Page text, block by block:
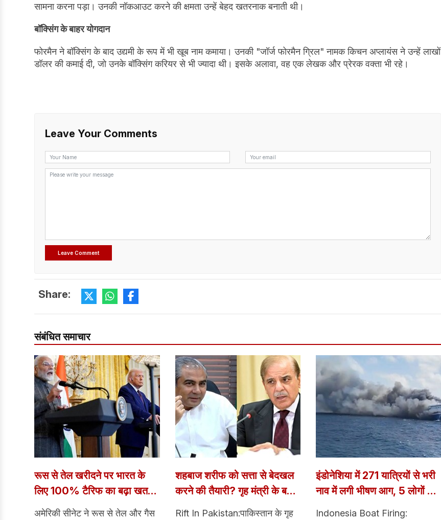
सामना करना पड़ा। उनकी नॉकआउट करने की क्षमता उन्हें बेहद खतरनाक बनाती थी।
बॉक्सिंग के बाहर योगदान
फोरमैन ने बॉक्सिंग के बाद उद्यमी के रूप में भी खूब नाम कमाया। उनकी "जॉर्ज फोरमैन ग्रिल" नामक किचन अप्लायंस ने उन्हें लाखों
डॉलर की कमाई दी, जो उनके बॉक्सिंग करियर से भी ज्यादा थी। इसके अलावा, वह एक लेखक और प्रेरक वक्ता भी रहे।
Leave Your Comments
Share:
संबंधित समाचार
रूस से तेल खरीदने पर भारत के
लिए 100% टैरिफ का बढ़ा खतरा,
अमेरिकी सीनेट ने किया बिल पास
अमेरिकी सीनेट ने रूस से तेल और गैस
शहबाज शरीफ को सत्ता से बेदखल
करने की तैयारी? गृह मंत्री के बयान
से पाकिस्तान में मचा हड़कंप
Rift In Pakistan:पाकिस्तान के गृह
इंडोनेशिया में 271 यात्रियों से भरी
नाव में लगी भीषण आग, 5 लोगों ने
Indonesia Boat Firing: